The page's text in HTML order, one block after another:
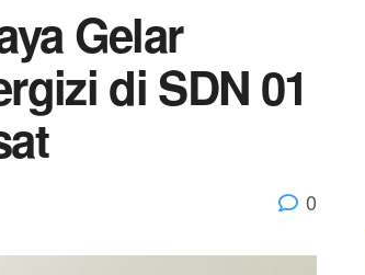
Gelar
di SDN 01
0